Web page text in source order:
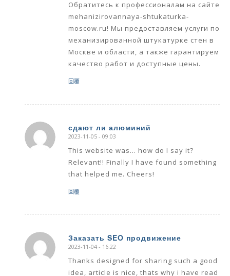
Обратитесь к профессионалам на сайте
mehanizirovannaya-shtukaturka-
moscow.ru! Мы предоставляем услуги по
механизированной штукатурке стен в
Москве и области, а также гарантируем
качество работ и доступные цены.
回覆
сдают ли алюминий
says:
2023-11-05 - 09:03
This website was… how do I say it?
Relevant!! Finally I have found something
that helped me. Cheers!
回覆
Заказать SEO продвижение
says:
2023-11-04 - 16:22
Thanks designed for sharing such a good
idea, article is nice, thats why i have read